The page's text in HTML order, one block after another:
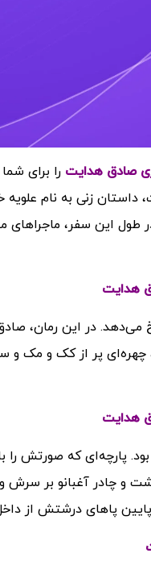
صادق هدایترا برای
زنی به نام
این سفر، ماجراهای
هدایت
در این رمان،
چهره‌ای پر از کک و مک و
هدایت
پارچه‌ای که صورتش
چادر آغبانو بر سرش
پاهای درشتش از